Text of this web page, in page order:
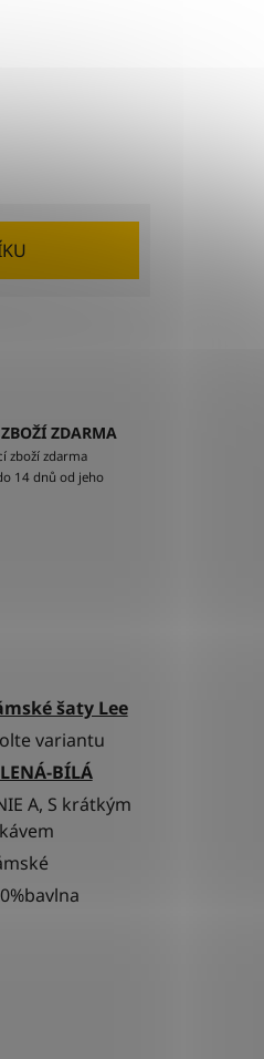
ZDARMA
zboží zdarma
14 dnů od jeho
šaty Lee
variantu
BÍLÁ
A, S krátkým